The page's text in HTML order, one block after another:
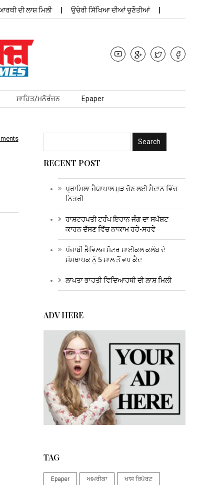
ਲਾਸ਼ ਮਿਲੀ ਉਚੇਰੀ ਸਿੱਖਿਆ ਦੀਆਂ ਚੁਣੌਤੀਆਂ
ਸਾਹਿਤ/ਮਨੋਰੰਜਨ Epaper
RECENT POST
ਪ੍ਰਾਮਿਲਾ ਜੈਯਾਪਾਲ ਮੁੜ ਚੋਣ ਲਈ ਮੈਦਾਨ ਵਿੱਚ
ਨਿਤਰੀ
ਰਾਸ਼ਟਰਪਤੀ ਟਰੰਪ ਇਰਾਨ ਜੰਗ ਦਾ ਸਪੱਸ਼ਟ
ਕਾਰਨ ਦੱਸਣ ਵਿੱਚ ਨਾਕਾਮ ਰਹੇ-ਸਰਵੇ
ਪੰਜਾਬੀ ਡੈਵਿਲਜ ਮੋਟਰ ਸਾਈਕਲ ਕਲੱਬ ਦੇ
ਸੰਸਥਾਪਕ ਨੂੰ 5 ਸਾਲ ਤੋਂ ਵਧ ਕੈਦ
ਲਾਪਤਾ ਭਾਰਤੀ ਵਿਦਿਆਰਥੀ ਦੀ ਲਾਸ਼ ਮਿਲੀ
ADV HERE
TAG
Epaper ਅਮਰੀਕਾ ਖਾਸ ਰਿਪੋਰਟ